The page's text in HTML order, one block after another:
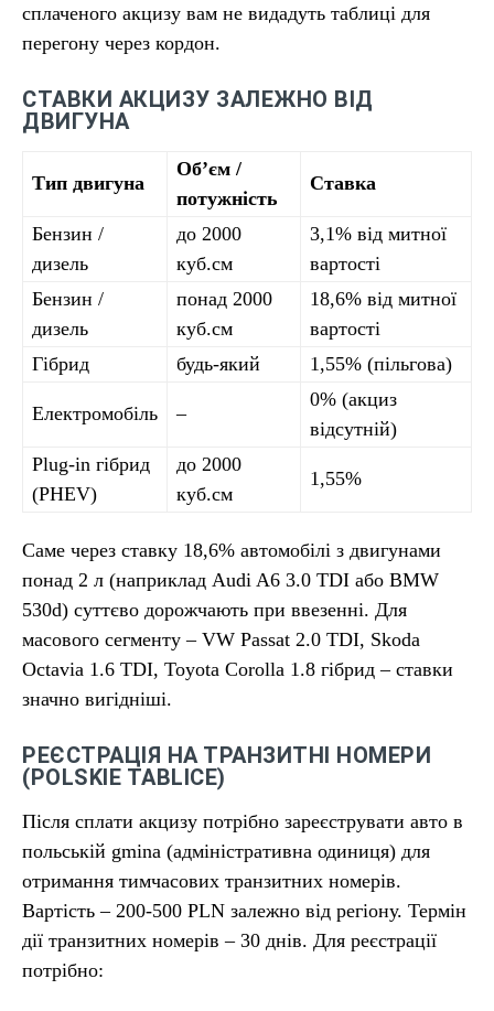
сплаченого акцизу вам не видадуть таблиці для
перегону через кордон.
СТАВКИ АКЦИЗУ ЗАЛЕЖНО ВІД
ДВИГУНА
Тип двигуна
Об’єм /
потужність
Ставка
Бензин /
дизель
до 2000
куб.см
3,1% від митної
вартості
Бензин /
дизель
понад 2000
куб.см
18,6% від митної
вартості
Гібрид
будь-який 1,55% (пільгова)
Електромобіль –
0% (акциз
відсутній)
Plug-in гібрид
(PHEV)
до 2000
куб.см
1,55%
Саме через ставку 18,6% автомобілі з двигунами
понад 2 л (наприклад Audi A6 3.0 TDI або BMW
530d) суттєво дорожчають при ввезенні. Для
масового сегменту – VW Passat 2.0 TDI, Skoda
Octavia 1.6 TDI, Toyota Corolla 1.8 гібрид – ставки
значно вигідніші.
РЕЄСТРАЦІЯ НА ТРАНЗИТНІ НОМЕРИ
(POLSKIE TABLICE)
Після сплати акцизу потрібно зареєструвати авто в
польській gmina (адміністративна одиниця) для
отримання тимчасових транзитних номерів.
Вартість – 200-500 PLN залежно від регіону. Термін
дії транзитних номерів – 30 днів. Для реєстрації
потрібно: